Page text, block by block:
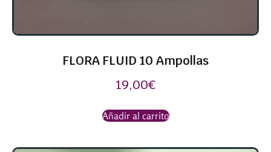
FLORA FLUID 10 Ampollas
19,00€
Añadir al carrito